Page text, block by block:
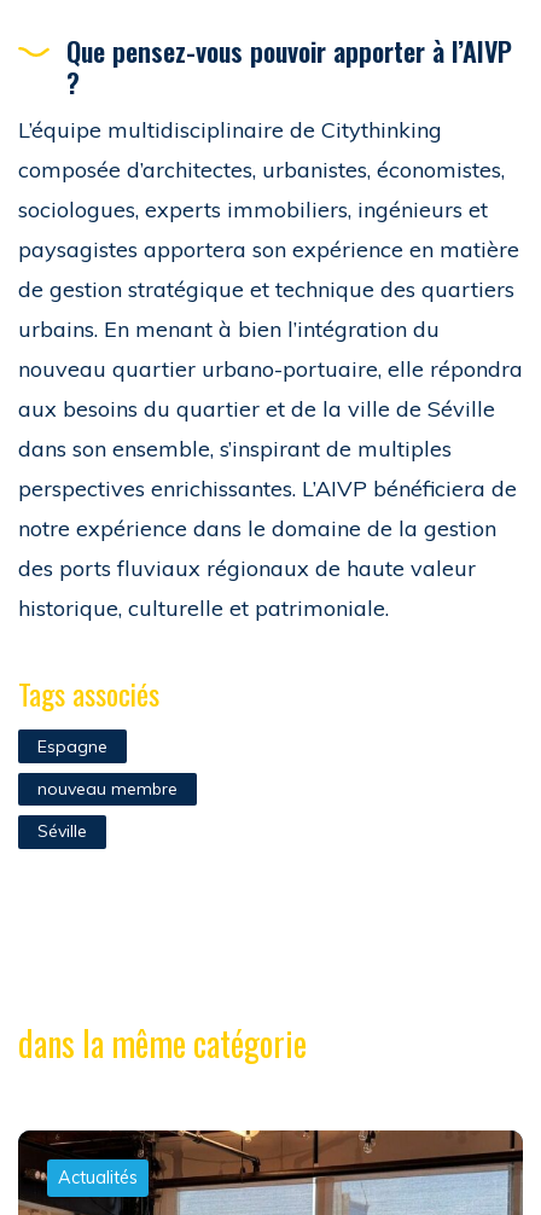
Que pensez-vous pouvoir apporter à l’AIVP
?
L’équipe multidisciplinaire de Citythinking
composée d’architectes, urbanistes, économistes,
sociologues, experts immobiliers, ingénieurs et
paysagistes apportera son expérience en matière
de gestion stratégique et technique des quartiers
urbains. En menant à bien l’intégration du
nouveau quartier urbano-portuaire, elle répondra
aux besoins du quartier et de la ville de Séville
dans son ensemble, s’inspirant de multiples
perspectives enrichissantes. L’AIVP bénéficiera de
notre expérience dans le domaine de la gestion
des ports fluviaux régionaux de haute valeur
historique, culturelle et patrimoniale.
Tags associés
Espagne
nouveau membre
Séville
dans la même catégorie
Actualités